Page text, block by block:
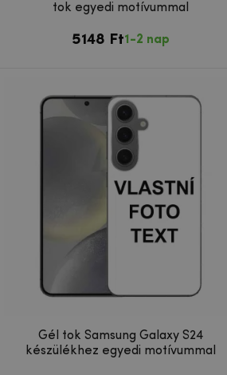
tok egyedi motívummal
5148 Ft1-2 nap
Gél tok Samsung Galaxy S24
készülékhez egyedi motívummal